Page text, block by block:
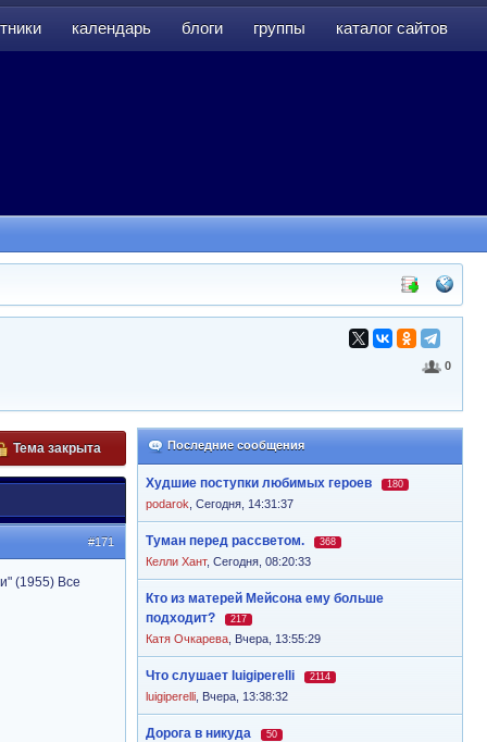
календарь блоги группы каталог сайтов
0
Последние сообщения
Худшие поступки любимых героев 180
podarok Сегодня, 14:31:37
Туман перед рассветом. 368
Келли Хант, Сегодня, 08:20:33
Кто из матерей Мейсона ему больше
подходит?
217
Катя Очкарева Вчера, 13:55:29
Что слушает luigiperelli 2114
luigiperelli Вчера, 13:38:32
Дорога в никуда 50
Тема закрыта
#171
(1955) Все